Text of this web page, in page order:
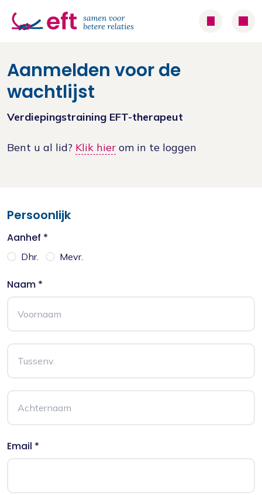
Aanmelden voor de
wachtlijst
Verdiepingstraining EFT-therapeut
Bent u al lid? Klik hier om in te loggen
Persoonlijk
Aanhef *
Dhr. Mevr.
Naam *
Email *